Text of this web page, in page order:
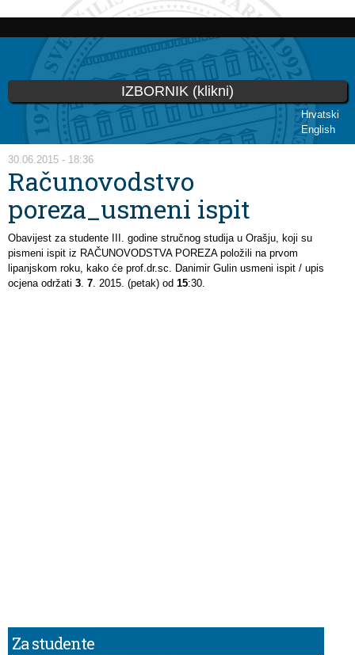
Skoči
glavni
sadržaj
Hrvatski
English
IZBORNIK (klikni)
Vi ste ovdje
30.06.2015 - 18:36
Računovodstvo
poreza_usmeni ispit
Obavijest za studente III. godine stručnog studija u Orašju, koji su
pismeni ispit iz RAČUNOVODSTVA POREZA položili na prvom
lipanjskom roku, kako će prof.dr.sc. Danimir Gulin usmeni ispit / upis
ocjena održati 3. 7. 2015. (petak) od 15:30.
Za studente